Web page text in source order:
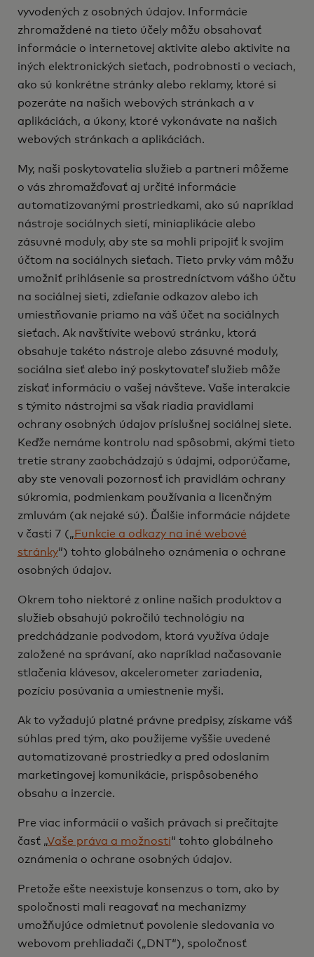
vyvodených z osobných údajov. Informácie
zhromaždené na tieto účely môžu obsahovať
informácie o internetovej aktivite alebo aktivite na
iných elektronických sieťach, podrobnosti o veciach,
ako sú konkrétne stránky alebo reklamy, ktoré si
pozeráte na našich webových stránkach a v
aplikáciách, a úkony, ktoré vykonávate na našich
webových stránkach a aplikáciách.
My, naši poskytovatelia služieb a partneri môžeme
o vás zhromažďovať aj určité informácie
automatizovanými prostriedkami, ako sú napríklad
nástroje sociálnych sietí, miniaplikácie alebo
zásuvné moduly, aby ste sa mohli pripojiť k svojim
účtom na sociálnych sieťach. Tieto prvky vám môžu
umožniť prihlásenie sa prostredníctvom vášho účtu
na sociálnej sieti, zdieľanie odkazov alebo ich
umiestňovanie priamo na váš účet na sociálnych
sieťach. Ak navštívite webovú stránku, ktorá
obsahuje takéto nástroje alebo zásuvné moduly,
sociálna sieť alebo iný poskytovateľ služieb môže
získať informáciu o vašej návšteve. Vaše interakcie
s týmito nástrojmi sa však riadia pravidlami
ochrany osobných údajov príslušnej sociálnej siete.
Keďže nemáme kontrolu nad spôsobmi, akými tieto
tretie strany zaobchádzajú s údajmi, odporúčame,
aby ste venovali pozornosť ich pravidlám ochrany
súkromia, podmienkam používania a licenčným
zmluvám (ak nejaké sú). Ďalšie informácie nájdete
v časti 7 („ Funkcie a odkazy na iné webové
stránky“) tohto globálneho oznámenia o ochrane
osobných údajov.
Okrem toho niektoré z online našich produktov a
služieb obsahujú pokročilú technológiu na
predchádzanie podvodom, ktorá využíva údaje
založené na správaní, ako napríklad načasovanie
stlačenia klávesov, akcelerometer zariadenia,
pozíciu posúvania a umiestnenie myši.
Ak to vyžadujú platné právne predpisy, získame váš
súhlas pred tým, ako použijeme vyššie uvedené
automatizované prostriedky a pred odoslaním
marketingovej komunikácie, prispôsobeného
obsahu a inzercie.
Pre viac informácií o vašich právach si prečítajte
časť „Vaše práva a možnosti“ tohto globálneho
oznámenia o ochrane osobných údajov.
Pretože ešte neexistuje konsenzus o tom, ako by
spoločnosti mali reagovať na mechanizmy
umožňujúce odmietnuť povolenie sledovania vo
webovom prehliadači („DNT“), spoločnosť